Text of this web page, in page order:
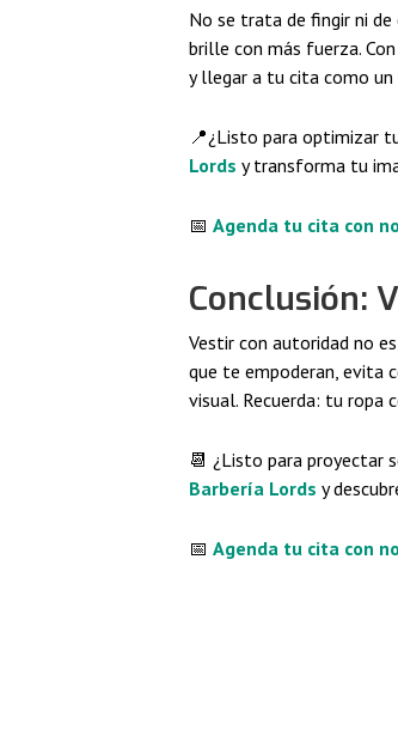
No se trata de fingir ni
brille con más fuerza.
y llegar a tu cita como
📍¿Listo para optimizar
Lords y transforma tu
📅 Agenda tu cita con
Conclusión:
Vestir con autoridad no
que te empoderan, evita
visual. Recuerda: tu ropa
📆 ¿Listo para proyectar
Barbería Lords y
📅 Agenda tu cita con